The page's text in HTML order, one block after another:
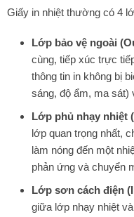
Giấy in nhiệt thường có 4
Lớp bảo vệ ngoài
cùng, tiếp xúc trực
thông tin in không bị
sáng, độ ẩm, ma sát)
Lớp phủ nhạy nhiệt
lớp quan trọng nhất,
làm nóng đến một
phản ứng và chuyển
Lớp sơn cách điện
giữa lớp nhạy nhiệt